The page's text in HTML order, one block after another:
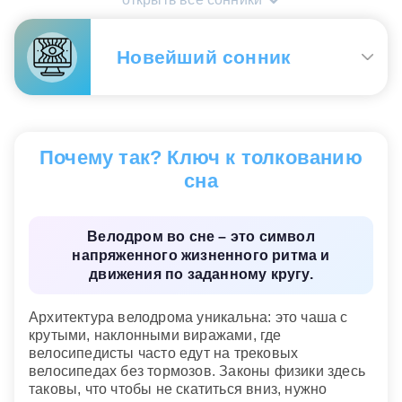
Мужчине.
конкуренцией, самоконтролем и внутренним
требованием не выпадать из гонки. Если на
велодроме вы чувствовали азарт, сон отражает
опасный перекос, когда результат становится
важнее устойчивости и нормального
Сонник «Гороскопы 365»
Новейший сонник
Почему так? Ключ к толкованию
сна
Велодром во сне – это символ
напряженного жизненного ритма и
движения по заданному кругу.
Архитектура велодрома уникальна: это чаша с
крутыми, наклонными виражами, где
велосипедисты часто едут на трековых
велосипедах без тормозов. Законы физики здесь
таковы, что чтобы не скатиться вниз, нужно